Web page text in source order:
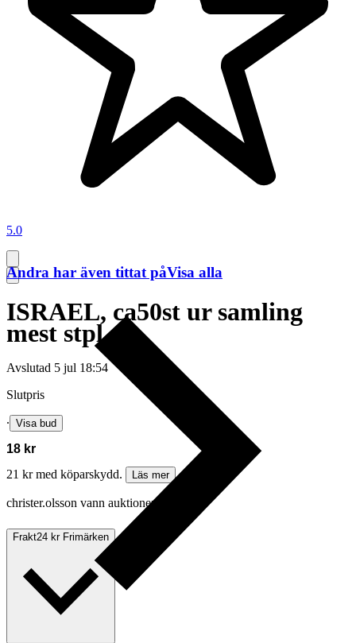
5.0
ISRAEL, ca50st ur samling
mest stpl
Avslutad 5 jul 18:54
Slutpris
∙ Visa bud
18 kr
21 kr med köparskydd.
Läs mer
christer.olsson vann auktionen
Frakt24 kr Frimärken
Andra har även tittat påVisa alla